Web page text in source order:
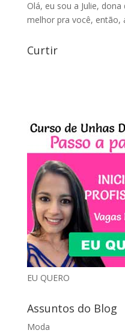
Olá, eu sou a Julie,
melhor pra você, então,
Curtir
EU QUERO
Assuntos do Blog
Moda